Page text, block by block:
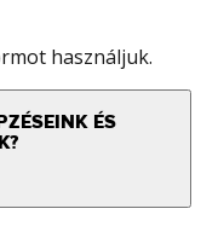
használjuk.
ÉS